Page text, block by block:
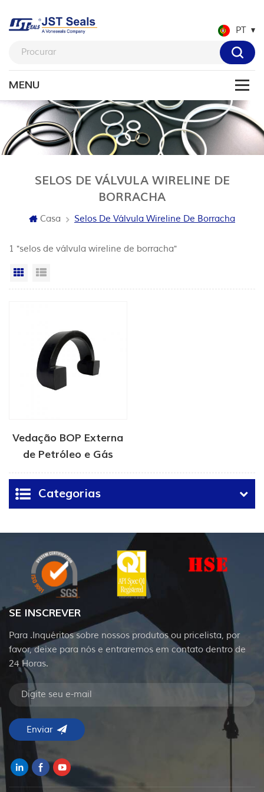
PT
SELOS DE VÁLVULA WIRELINE DE
BORRACHA
Casa Selos De Válvula Wireline De Borracha
1 "selos de válvula wireline de borracha"
Vista da grade
Vedação BOP Externa
de Petróleo e Gás
Categorias
SE INSCREVER
Para .Inquéritos sobre nossos produtos ou pricelista, por
favor, deixe para nós e entraremos em contato dentro de
24 Horas.